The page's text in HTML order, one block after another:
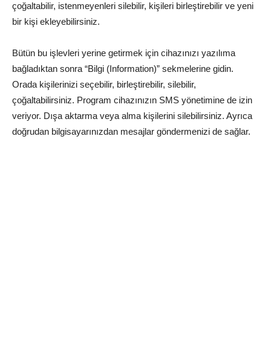
çoğaltabilir, istenmeyenleri silebilir, kişileri birleştirebilir ve yeni
bir kişi ekleyebilirsiniz.
Bütün bu işlevleri yerine getirmek için cihazınızı yazılıma
bağladıktan sonra “Bilgi (Information)” sekmelerine gidin.
Orada kişilerinizi seçebilir, birleştirebilir, silebilir,
çoğaltabilirsiniz. Program cihazınızın SMS yönetimine de izin
veriyor. Dışa aktarma veya alma kişilerini silebilirsiniz. Ayrıca
doğrudan bilgisayarınızdan mesajlar göndermenizi de sağlar.